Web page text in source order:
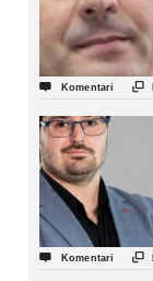
 Komentari 
 Komentari 